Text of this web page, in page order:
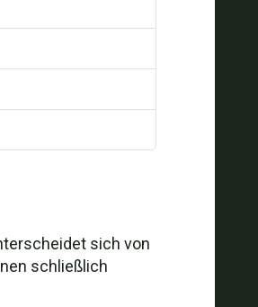
sich von
schließlich